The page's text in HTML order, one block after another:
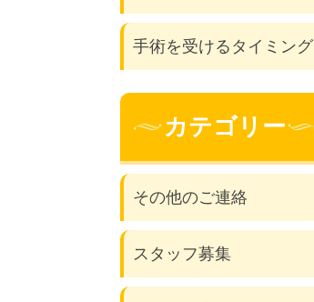
手術を受けるタイミング
カテゴリー
その他のご連絡
スタッフ募集